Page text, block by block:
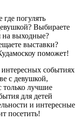
погулять
Выбираете
на выходные?
выставки?
поможет!
событиях
с девушкой,
лучшие
для детей
и интересные
посетить!